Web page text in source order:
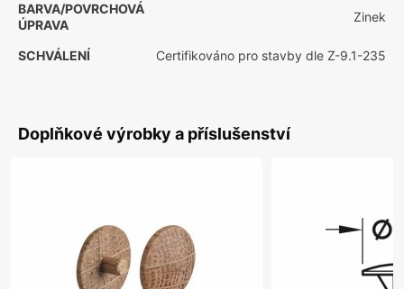
BARVA/POVRCHOVÁ
ÚPRAVA
Zinek
SCHVÁLENÍ Certifikováno pro stavby dle Z-9.1-235
Doplňkové výrobky a příslušenství